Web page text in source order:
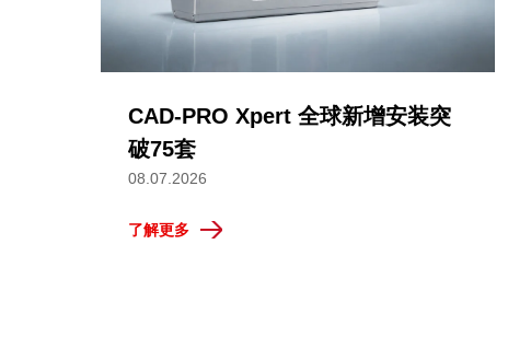
CAD-PRO Xpert 全球新增安装突
破75套
08.07.2026
了解更多